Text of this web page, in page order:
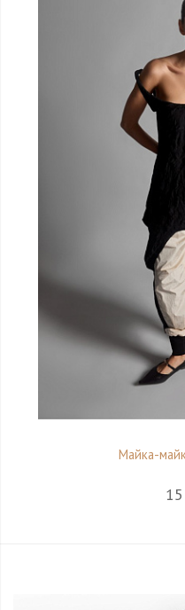
Майка-